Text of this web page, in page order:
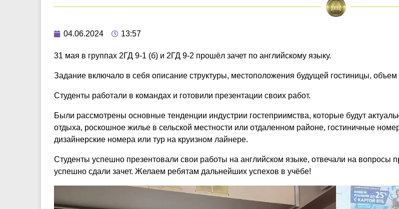
04.06.2024 13:57
31 мая в группах 2ГД 9-1 (б) и 2ГД 9-2 прошёл зачет по английскому языку.
Задание включало в себя описание структуры, местоположения будущей гостиницы,
Студенты работали в командах и готовили презентации своих работ.
Были рассмотрены основные тенденции индустрии гостеприимства, которые будут
отдыха, роскошное жилье в сельской местности или отдаленном районе, гостиничные
дизайнерские номера или тур на круизном лайнере.
Студенты успешно презентовали свои работы на английском языке, отвечали на вопросы
успешно сдали зачет. Желаем ребятам дальнейших успехов в учёбе!